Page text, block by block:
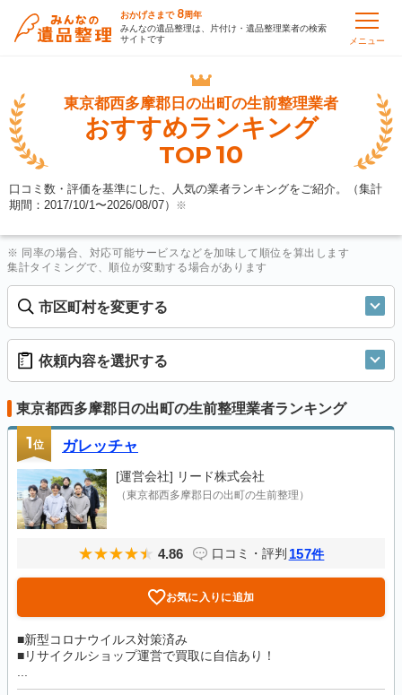
おかげさまで 8周年
みんなの遺品整理は、片付け・遺品整理業者の検索
サイトです
メニュー
東京都西多摩郡日の出町の生前整理業者
おすすめランキング
TOP10
口コミ数・評価を基準にした、人気の業者ランキングをご紹介。（集計
期間：2017/10/1〜2026/08/07） ※
※ 同率の場合、対応可能サービスなどを加味して順位を算出します
集計タイミングで、順位が変動する場合があります
市区町村を変更する
依頼内容を選択する
東京都西多摩郡日の出町の生前整理業者ランキング
1位 ガレッチャ
[運営会社] リード株式会社
（東京都西多摩郡日の出町の生前整理）
4.86 口コミ・評判 157件
お気に入りに追加
■新型コロナウイルス対策済み
■リサイクルショップ運営で買取に自信あり！